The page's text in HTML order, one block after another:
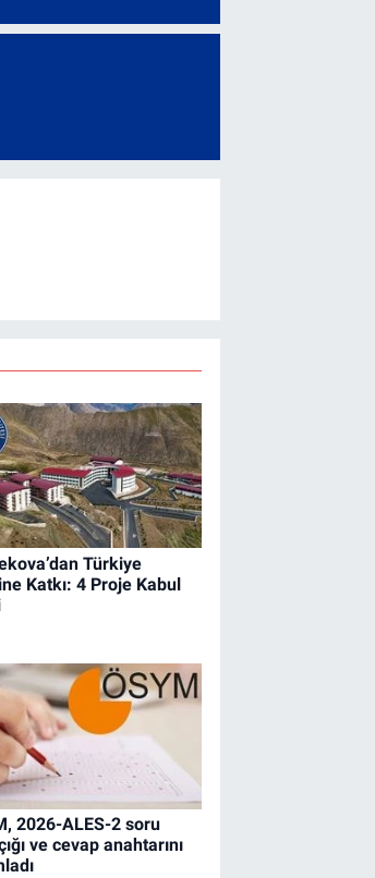
Türkiye
Katkı: 4 Proje Kabul
2026-ALES-2 soru
ve cevap anahtarını